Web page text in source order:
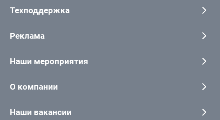
Техподдержка
Реклама
Наши мероприятия
О компании
Наши вакансии